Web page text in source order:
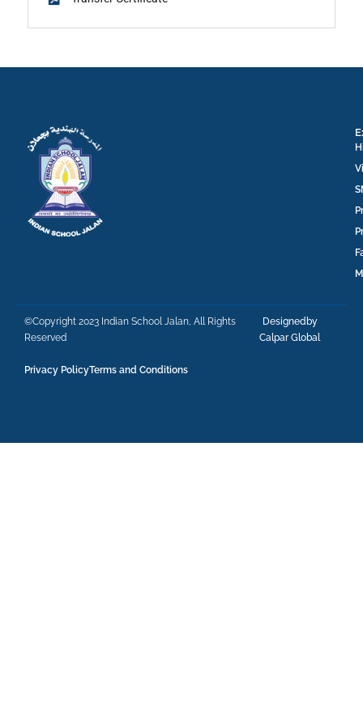
©Copyright 2023 Indian School Jalan, All Rights
Reserved
Designedby
Calpar Global
Privacy PolicyTerms and Conditions